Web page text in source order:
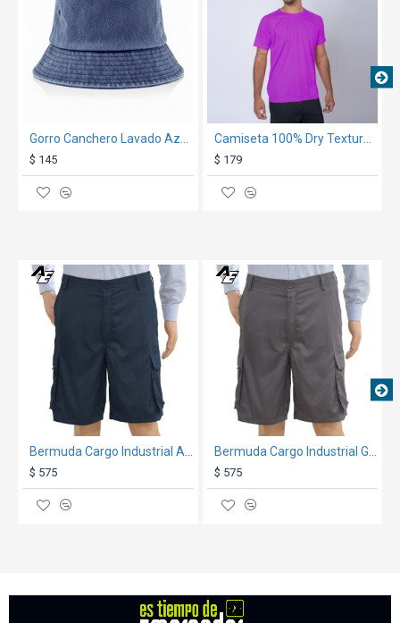
$ 145
Camiseta 100% Dry Texturada Violeta
$ 179
TEXTTRANSPARENTE
$ 575 $ 575